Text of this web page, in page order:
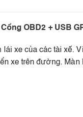
OBD2 + USB
xe của các tài xế.
xe trên đường.